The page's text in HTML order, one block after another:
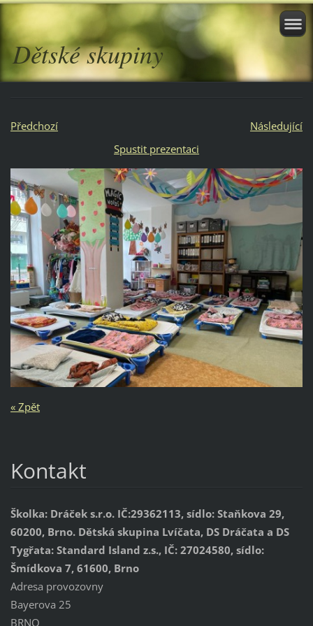
Dětské skupiny
Předchozí
Následující
Spustit prezentaci
« Zpět
Kontakt
Školka: Dráček s.r.o. IČ:29362113, sídlo: Staňkova 29,
60200, Brno. Dětská skupina Lvíčata, DS Dráčata a DS
Tygřata: Standard Island z.s., IČ: 27024580, sídlo:
Šmídkova 7, 61600, Brno
Adresa provozovny
Bayerova 25
BRNO